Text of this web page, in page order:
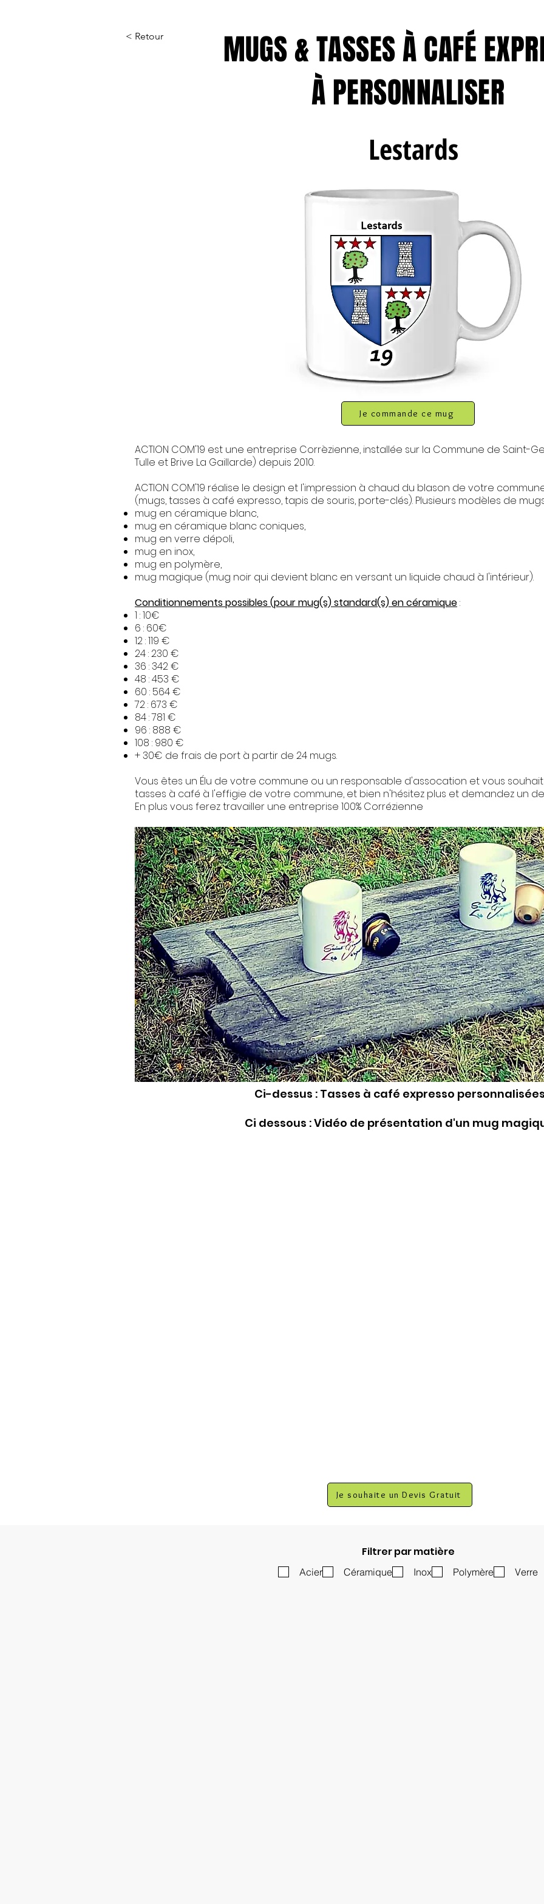
MUGS & TASSES À CAFÉ
À PERSONNALISER
< Retour
Lestards
Je commande ce mug
ACTION COM'19 est une entreprise Corrèzienne, installée sur la Commune de Saint-
Tulle et Brive La Gaillarde) depuis 2010.
ACTION COM'19 réalise le design et l'impression à chaud du blason de votre
(mugs, tasses à café expresso, tapis de souris, porte-clés). Plusieurs modèles de
mug en céramique blanc,
mug en céramique blanc coniques,
mug en verre dépoli,
mug en inox,
mug en polymère,
mug magique (mug noir qui devient blanc en versant un liquide chaud à l'intérieur).​
Conditionnements possibles (pour mug(s) standard(s) en céramique:
1 : 10€
6 : 60€
12 : 119 €
24 : 230 €
36 : 342 €
48 : 453 €
60 : 564 €
72 : 673 €
84 : 781 €
96 : 888 €
108 : 980 €
+ 30€ de frais de port à partir de 24 mugs.
Vous êtes un Élu de votre commune ou un responsable d'assocation et vous
tasses à café à l'effigie de votre commune, et bien n'hésitez plus et demandez un
En plus vous ferez travailler une entreprise 100% Corrézienne
Ci-dessus : Tasses à café expresso
Ci dessous : Vidéo de présentation d'un mug
Je souhaite un Devis Gratuit
Filtrer par matière
Acier Céramique Inox Polymère Verre